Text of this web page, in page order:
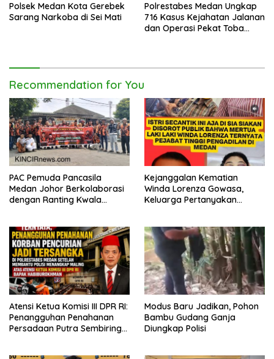
Polsek Medan Kota Gerebek
Sarang Narkoba di Sei Mati
Polrestabes Medan Ungkap
716 Kasus Kejahatan Jalanan
dan Operasi Pekat Toba
Recommendation for You
PAC Pemuda Pancasila
Medan Johor Berkolaborasi
dengan Ranting Kwala
Jemaah dan Pengguna Jalan
Kejanggalan Kematian
Winda Lorenza Gowasa,
Keluarga Pertanyakan
Atensi Ketua Komisi III DPR RI:
Penangguhan Penahanan
Persadaan Putra Sembiring
Modus Baru Jadikan, Pohon
Bambu Gudang Ganja
Diungkap Polisi